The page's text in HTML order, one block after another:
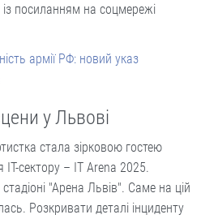
із посиланням на соцмережі
армії РФ: новий указ
у Львові
стала зірковою гостею
ІТ-сектору – IT Arena 2025.
"Арена Львів". Саме на цій
Розкривати деталі інциденту